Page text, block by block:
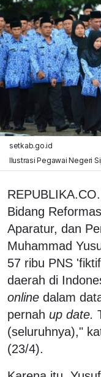
setkab.go.id
Ilustrasi Pegawai Negeri
Bidang
Aparatur, dan
Muhammad
57 ribu PNS
daerah di
online dalam
pernah up date.
(seluruhnya),"
(23/4).